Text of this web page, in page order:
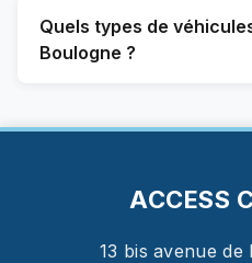
Quels types de
Boulogne ?
ACCESS
13 bis avenue